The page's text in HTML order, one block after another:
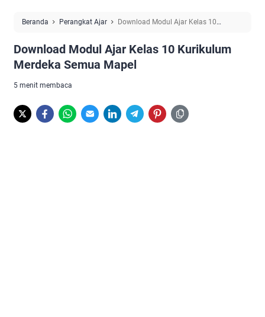
Beranda Perangkat Ajar
Download Modul Ajar Kelas 10
Download Modul Ajar Kelas 10 Kurikulum
Merdeka Semua Mapel
5 menit membaca